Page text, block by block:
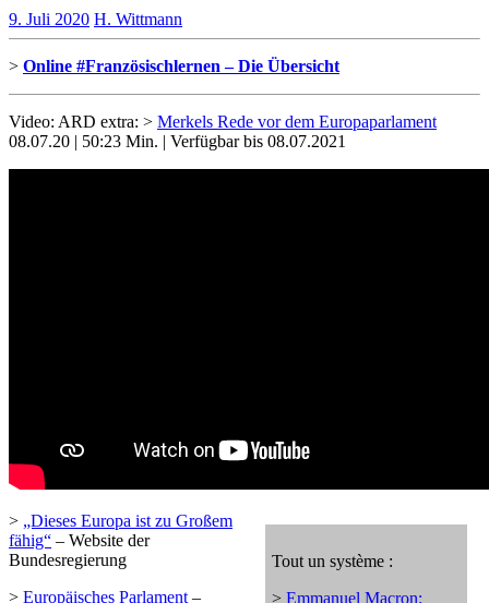
9. Juli 2020 H. Wittmann
> Online #Französischlernen – Die Übersicht
Video: ARD extra: > Merkels Rede vor dem Europaparlament
08.07.20 | 50:23 Min. | Verfügbar bis 08.07.2021
Tout un système :
> Emmanuel Macron:
> „Dieses Europa ist zu Großem
fähig“ – Website der
Bundesregierung
> Europäisches Parlament –